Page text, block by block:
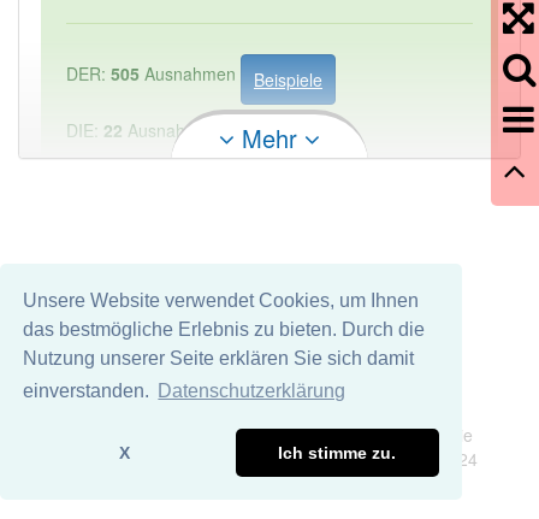
Unsere Website verwendet Cookies, um Ihnen
das bestmögliche Erlebnis zu bieten. Durch die
Nutzung unserer Seite erklären Sie sich damit
einverstanden.
Datenschutzerklärung
X Ich stimme zu.
DER: 505 Ausnahmen Beispiele
DIE: 22 Ausnahmen
Beispiele
Häufigkeit: 2 von 10
Wörter mit Endung-auswahlgremiumaber mit
einem anderen Artikel: -1
85% unserer Spielapp-Nutzer haben den Artikel
Mehr
Wir übernehmen keine Garantie und keine Haftung für die
Richtigkeit und Vollständigkeit dieser Seite. DDDEasy 2024